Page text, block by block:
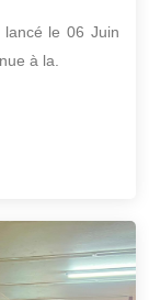
le 06 Juin
à la.